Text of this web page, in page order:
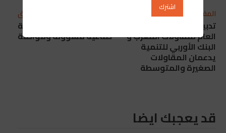
المقال السابق
طنجة، من أجل انتعاشة
صناعية مسؤولة ومواطنة
المقال التالي
تدبير أزمة كورونا: الاتحاد
العام لمقاولات المغرب و
البنك الأوربي للتنمية
يدعمان المقاولات
الصغيرة والمتوسطة
قد يعجبك ايضا